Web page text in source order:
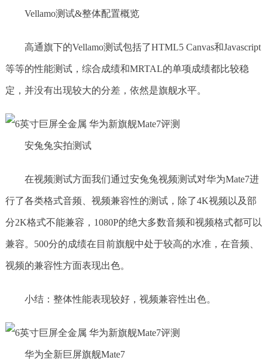
Vellamo测试&整体配置概览
高通旗下的Vellamo测试包括了HTML5 Canvas和Javascript
等等的性能测试，综合成绩和MRTAL的单项成绩都比较稳
定，并没有出现较大的分差，依然是旗舰水平。
安兔兔实拍测试
在视频测试方面我们通过安兔兔视频测试对华为Mate7进
行了各类格式音频、视频兼容性的测试，除了4K视频以及部
分2K格式不能兼容，1080P的绝大多数音频和视频格式都可以
兼容。500分的成绩在目前旗舰中处于较高的水准，在音频、
视频的兼容性方面表现出色。
小结：整体性能表现较好，视频兼容性出色。
华为全新巨屏旗舰Mate7